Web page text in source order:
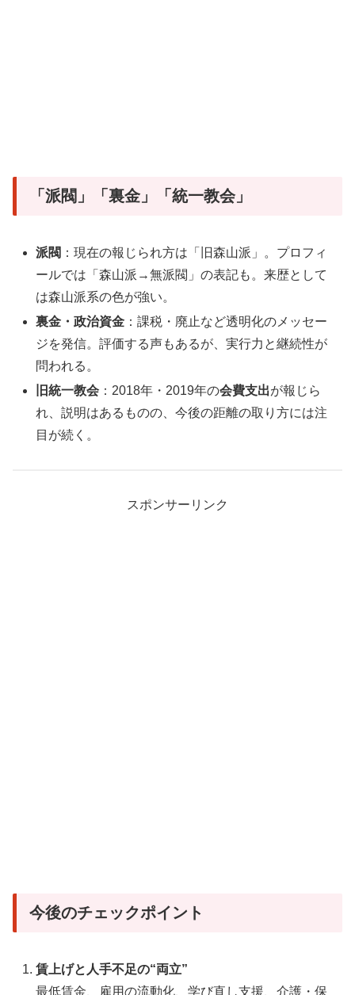
「派閥」「裏金」「統一教会」
派閥 ：現在の報じられ方は「旧森山派」。プロフィ
ールでは「森山派→無派閥」の表記も。来歴として
は森山派系の色が強い。
裏金・政治資金 ：課税・廃止など透明化のメッセー
ジを発信。評価する声もあるが、実行力と継続性が
問われる。
旧統一教会 ：2018年・2019年の会費支出が報じら
れ、説明はあるものの、今後の距離の取り方には注
目が続く。
スポンサーリンク
今後のチェックポイント
賃上げと人手不足の“両立”
最低賃金、雇用の流動化、学び直し支援、介護・保